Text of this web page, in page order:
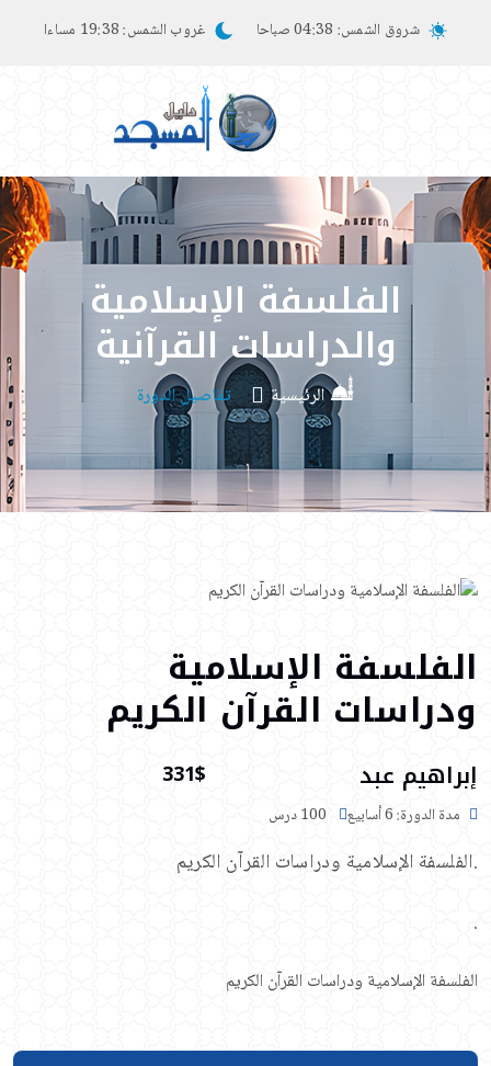
شروق الشمس: 04:38 صباحا غروب الشمس:19:38 مساءا
الفلسفة الإسلامية
والدراسات القرآنية
الرئيسية تفاصيل الدورة
الفلسفة الإسلامية
ودراسات القرآن الكريم
إبراهيم عبد 331$
مدة الدورة: 6 أسابيع
.الفلسفة الإسلامية ودراسات القرآن الكريم
.
الفلسفة الإسلامية ودراسات القرآن الكريم